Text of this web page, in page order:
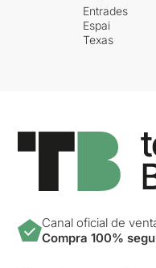
Entrades
Espai
Texas
Canal oficial de
Compra 100%